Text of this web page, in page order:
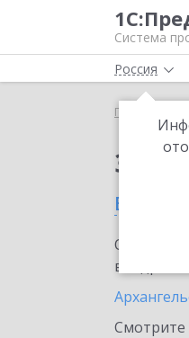
Система
Россия
Главная
в
Смотрите